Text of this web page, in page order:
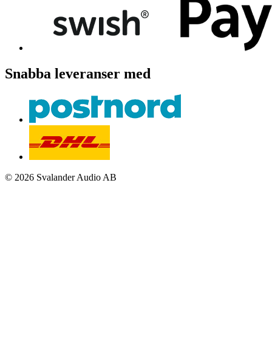
Snabba leveranser med
© 2026 Svalander Audio AB